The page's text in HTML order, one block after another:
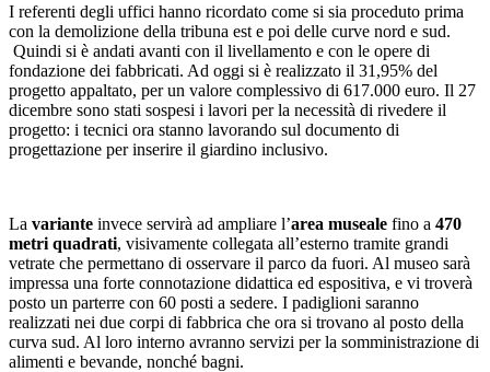
I referenti degli uffici hanno ricordato come si sia proceduto prima
con la demolizione della tribuna est e poi delle curve nord e sud.
Quindi si è andati avanti con il livellamento e con le opere di
fondazione dei fabbricati. Ad oggi si è realizzato il 31,95% del
progetto appaltato, per un valore complessivo di 617.000 euro. Il 27
dicembre sono stati sospesi i lavori per la necessità di rivedere il
progetto: i tecnici ora stanno lavorando sul documento di
progettazione per inserire il giardino inclusivo.
La variante invece servirà ad ampliare l’area museale fino a 470
metri quadrati, visivamente collegata all’esterno tramite grandi
vetrate che permettano di osservare il parco da fuori. Al museo sarà
impressa una forte connotazione didattica ed espositiva, e vi troverà
posto un parterre con 60 posti a sedere. I padiglioni saranno
realizzati nei due corpi di fabbrica che ora si trovano al posto della
curva sud. Al loro interno avranno servizi per la somministrazione di
alimenti e bevande, nonché bagni.